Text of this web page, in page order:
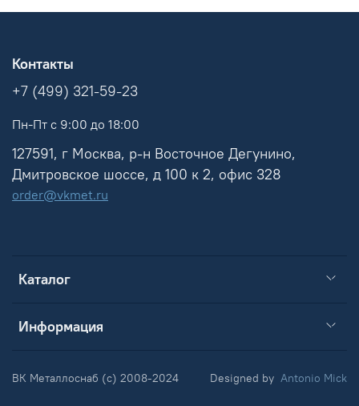
Каталог
Информация
Контакты
+7 (499) 321-59-23
Пн-Пт с 9:00 до 18:00
127591, г Москва, р-н Восточное Дегунино,
Дмитровское шоссе, д 100 к 2, офис 328
order@vkmet.ru
ВК Металлоснаб (c) 2008-2024 Designed by Antonio Mick